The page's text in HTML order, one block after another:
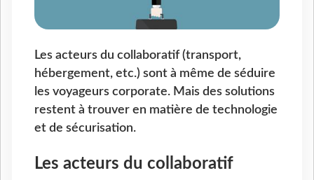
Les acteurs du collaboratif (transport,
hébergement, etc.) sont à même de séduire
les voyageurs corporate. Mais des solutions
restent à trouver en matière de technologie
et de sécurisation.
Les acteurs du collaboratif